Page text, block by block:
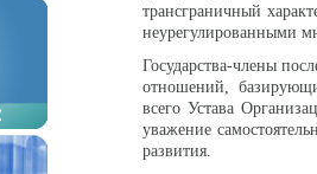
трансграничный
неурегулированными
Государства-члены
отношений,
всего Устава
уважение
развития.